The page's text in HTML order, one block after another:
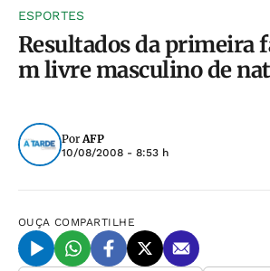
ESPORTES
Resultados da primeira
m livre masculino de
PorAFP
10/08/2008 - 8:53 h
OUÇA COMPARTILHE